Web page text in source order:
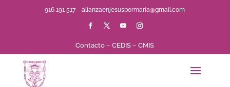
916 191 517alianzaenjesuspormaria@gmail.com
Contacto –CEDIS –CMIS